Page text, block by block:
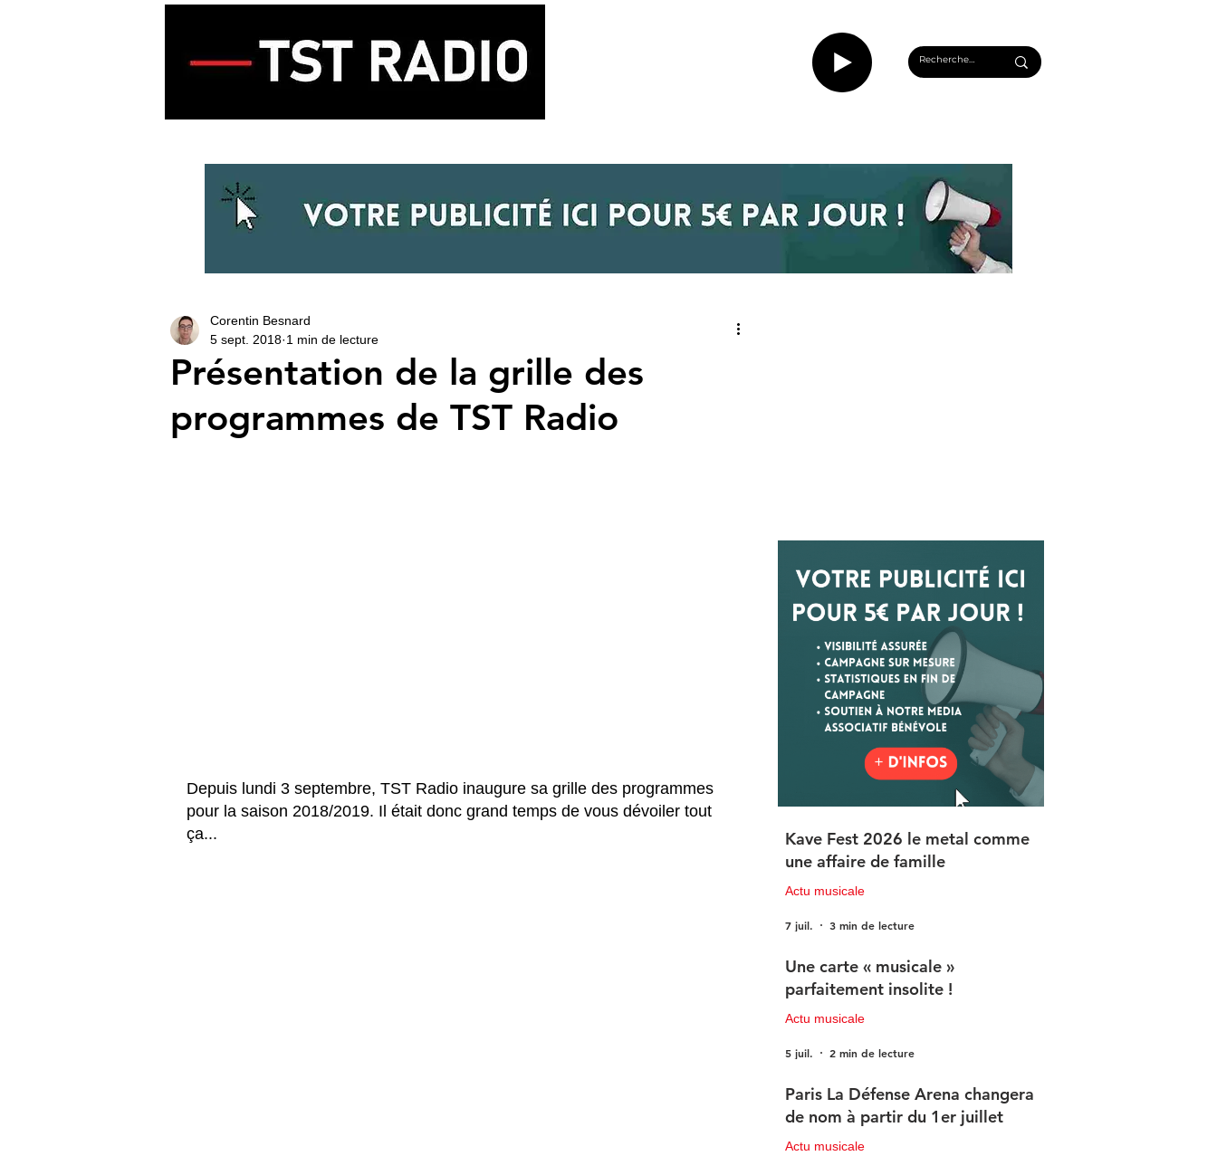
Présentation de la grille des
programmes de TST Radio
Corentin Besnard
5 sept. 2018 1 min de lecture
Depuis lundi 3 septembre, TST Radio inaugure sa grille des programmes
pour la saison 2018/2019. Il était donc grand temps de vous dévoiler tout
ça...
Kave Fest 2026 le metal comme
une affaire de famille
Actu musicale
7 juil. 3 min de lecture
Une carte « musicale »
parfaitement insolite !
Actu musicale
5 juil. 2 min de lecture
Paris La Défense Arena changera
de nom à partir du 1er juillet
Actu musicale